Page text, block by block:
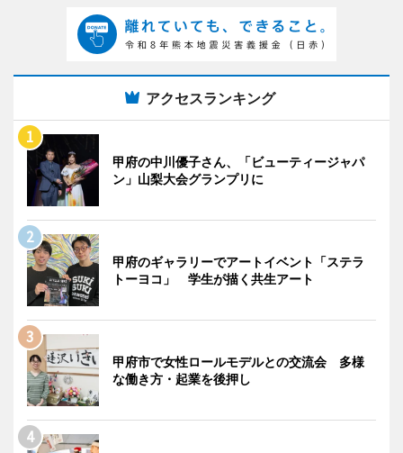
アクセスランキング
甲府の中川優子さん、「ビューティージャパ
ン」山梨大会グランプリに
甲府のギャラリーでアートイベント「ステラ
トーヨコ」 学生が描く共生アート
甲府市で女性ロールモデルとの交流会 多様
な働き方・起業を後押し